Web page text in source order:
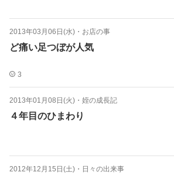
2013年03月06日(水) ・ お店の事
ど痛い足つぼが人気
3
2013年01月08日(火) ・ 姪の成長記
４年目のひまわり
2012年12月15日(土) ・ 日々の出来事